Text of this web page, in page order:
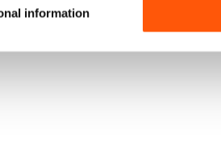
information